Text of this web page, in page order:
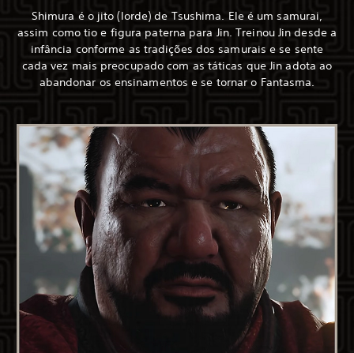
Shimura é o jito (lorde) de Tsushima. Ele é um samurai,
assim como tio e figura paterna para Jin. Treinou Jin desde a
infância conforme as tradições dos samurais e se sente
cada vez mais preocupado com as táticas que Jin adota ao
abandonar os ensinamentos e se tornar o Fantasma.